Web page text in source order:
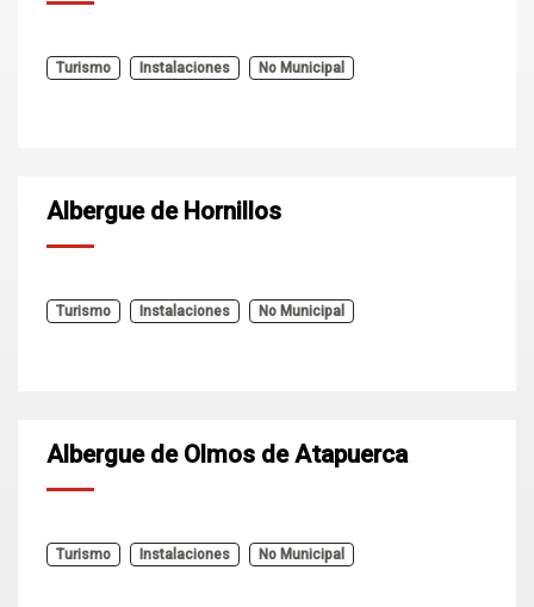
Turismo Instalaciones No Municipal
Albergue de Hornillos
Turismo Instalaciones No Municipal
Albergue de Olmos de Atapuerca
Turismo Instalaciones No Municipal